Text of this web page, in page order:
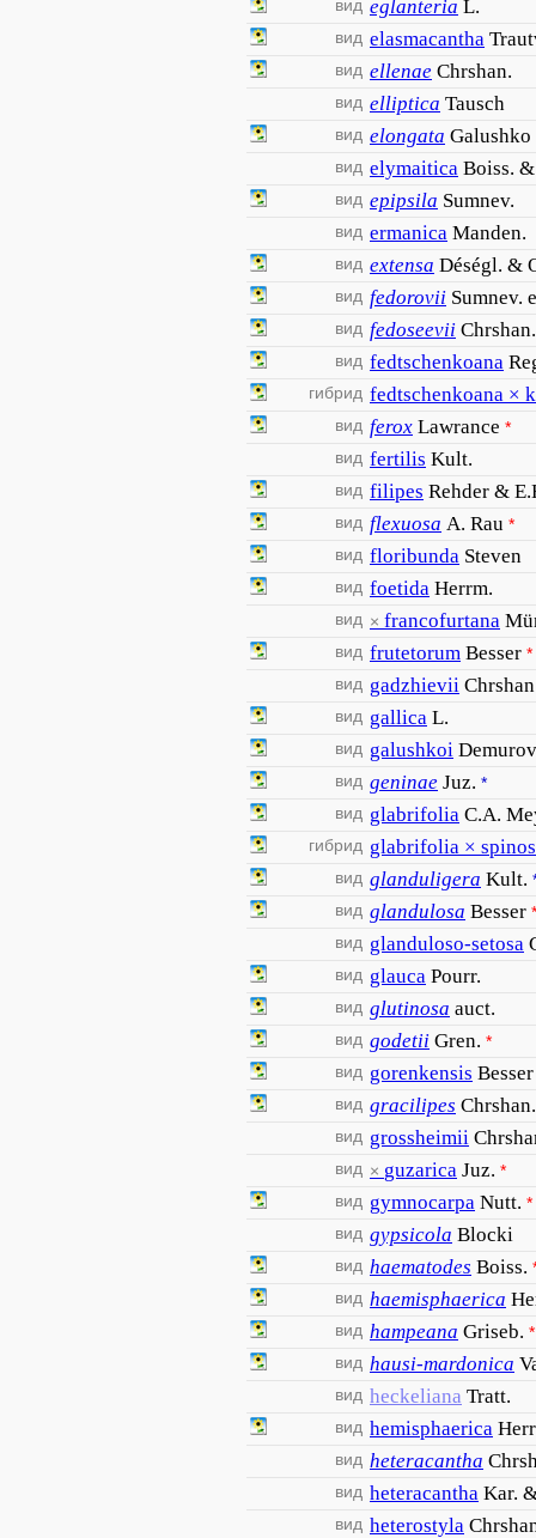
вид eglanteria L.
вид elasmacantha
вид ellenae Chrshan.
вид elliptica Tausch
вид elongata Galushko
вид elymaitica Boiss.
вид epipsila Sumnev.
вид ermanica Manden.
вид extensa Déségl. &
вид fedorovii Sumnev.
вид fedoseevii Chrshan.
вид fedtschenkoana
гибрид fedtschenkoana ×
вид ferox Lawrance *
вид fertilis Kult.
вид filipes Rehder &
вид flexuosa A. Rau *
вид floribunda Steven
вид foetida Herrm.
вид × francofurtana
вид frutetorum Besser *
вид gadzhievii
вид gallica L.
вид galushkoi
вид geninae Juz. *
вид glabrifolia C.A.
гибрид glabrifolia ×
вид glanduligera Kult.
вид glandulosa Besser *
вид glanduloso-setosa
вид glauca Pourr.
вид glutinosa auct.
вид godetii Gren. *
вид gorenkensis Besser
вид gracilipes Chrshan.
вид grossheimii
вид × guzarica Juz. *
вид gymnocarpa Nutt. *
вид gypsicola Blocki
вид haematodes Boiss.
вид haemisphaerica
вид hampeana Griseb. *
вид hausi-mardonica
вид heckeliana Tratt.
вид hemisphaerica
вид heteracantha
вид heteracantha Kar.
вид heterostyla